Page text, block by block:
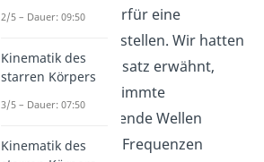
Du kannst dir hierfür eine
Gitarrensaite vorstellen. Wir hatten
im vorherigen Absatz erwähnt,
dass nur für bestimmte
Frequenzen stehende Wellen
entstehen. Diese Frequenzen
2/5 – Dauer: 09:50
Kinematik des
starren Körpers
3/5 – Dauer: 07:50
Kinematik des